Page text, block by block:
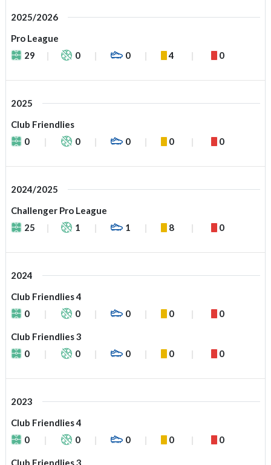
2025/2026
Pro League
29
0 0 4 0
2025
Club Friendlies
0
0 0 0 0
2024/2025
Challenger Pro League
25
1 1 8 0
2024
Club Friendlies 4
0
0 0 0 0
Club Friendlies 3
0
0 0 0 0
2023
Club Friendlies 4
0
0 0 0 0
Club Friendlies 3